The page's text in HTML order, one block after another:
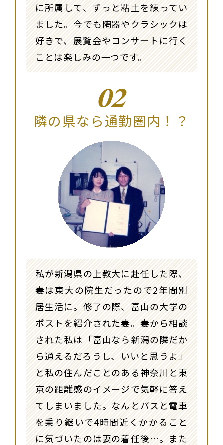
に所属して、ずっと粘土を練ってい
ました。今でも陶器やクラシックは
好きで、展覧会やコンサートに行く
ことは楽しみの一つです。
02
隣の県なら通勤圏内！？
私が新潟県の上教大に赴任した際、
妻は東大の院生だったので2年間別
居生活に。修了の際、富山の大学の
ポストを紹介された妻。妻から相談
された私は「富山なら新潟の隣だか
ら通えるだろうし、いいと思うよ」
と私の住んだことのある神奈川と東
京の距離感のイメージで気軽に答え
てしまいました。なんとバスと電車
を乗り継いで4時間近くかかること
に気づいたのは妻の着任後…。また